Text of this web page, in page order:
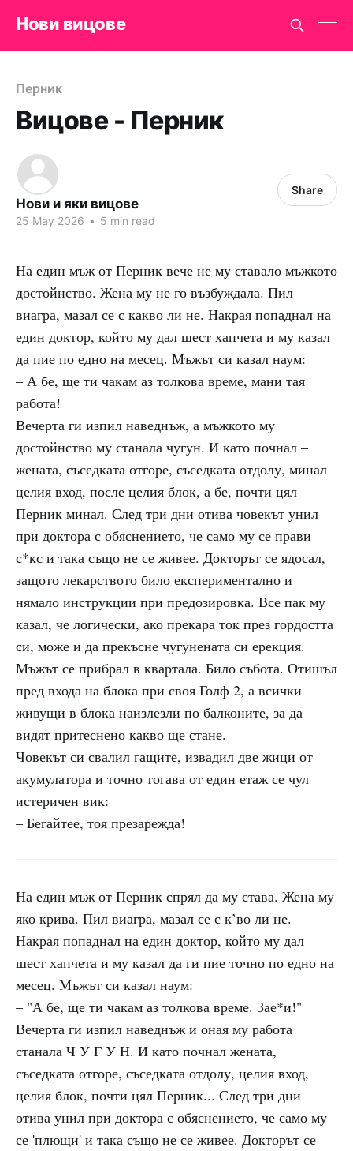
Нови вицове
Перник
Вицове - Перник
Нови и яки вицове
25 May 2026 • 5 min read
Share
На един мъж от Перник вече не му ставало мъжкото
достойнство. Жена му не го възбуждала. Пил
виагра, мазал се с какво ли не. Накрая попаднал на
един доктор, който му дал шест хапчета и му казал
да пие по едно на месец. Мъжът си казал наум:
– А бе, ще ти чакам аз толкова време, мани тая
работа!
Вечерта ги изпил наведнъж, а мъжкото му
достойнство му станала чугун. И като почнал –
жената, съседката отгоре, съседката отдолу, минал
целия вход, после целия блок, а бе, почти цял
Перник минал. След три дни отива човекът унил
при доктора с обяснението, че само му се прави
с*кс и така също не се живее. Докторът се ядосал,
защото лекарството било експериментално и
нямало инструкции при предозировка. Все пак му
казал, че логически, ако прекара ток през гордостта
си, може и да прекъсне чугунената си ерекция.
Мъжът се прибрал в квартала. Било събота. Отишъл
пред входа на блока при своя Голф 2, а всички
живущи в блока наизлезли по балконите, за да
видят притеснено какво ще стане.
Човекът си свалил гащите, извадил две жици от
акумулатора и точно тогава от един етаж се чул
истеричен вик:
– Бегайтее, тоя презарежда!
На един мъж от Перник спрял да му става. Жена му
яко крива. Пил виагра, мазал се с к’во ли не.
Накрая попаднал на един доктор, който му дал
шест хапчета и му казал да ги пие точно по едно на
месец. Мъжът си казал наум:
– "А бе, ще ти чакам аз толкова време. Зае*и!"
Вечерта ги изпил наведнъж и оная му работа
станала Ч У Г У Н. И като почнал жената,
съседката отгоре, съседката отдолу, целия вход,
целия блок, почти цял Перник... След три дни
отива унил при доктора с обяснението, че само му
се 'плющи' и така също не се живее. Докторът се